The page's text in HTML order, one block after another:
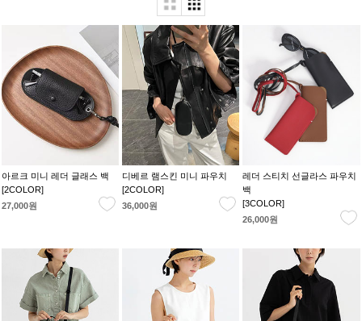
아르크 미니 레더 글래스 백
[2COLOR]
27,000원
디베르 램스킨 미니 파우치
[2COLOR]
36,000원
레더 스티치 선글라스 파우치
백
[3COLOR]
26,000원